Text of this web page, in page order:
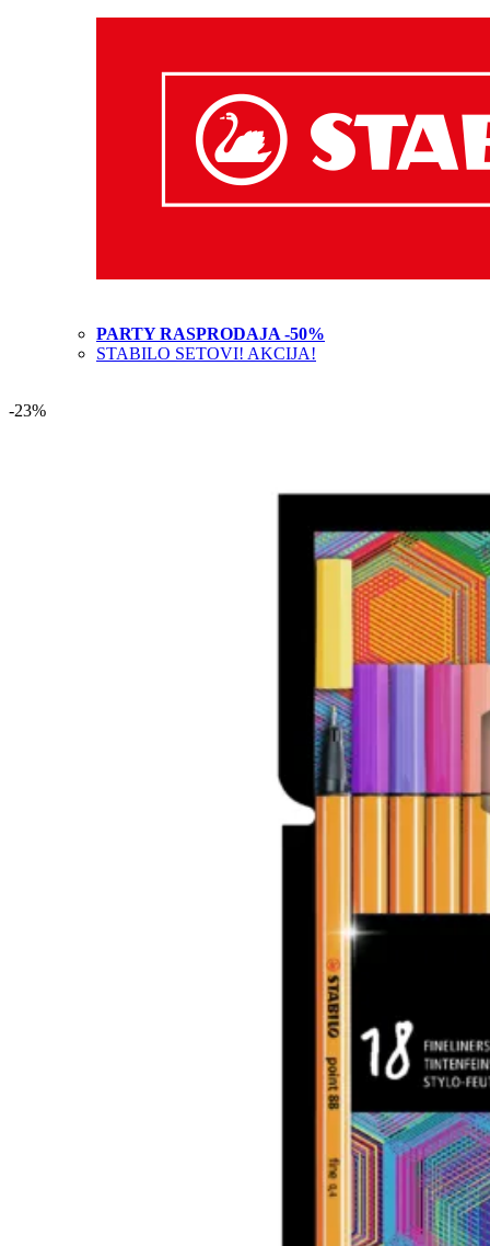
PARTY RASPRODAJA -50%
STABILO SETOVI! AKCIJA!
-23%